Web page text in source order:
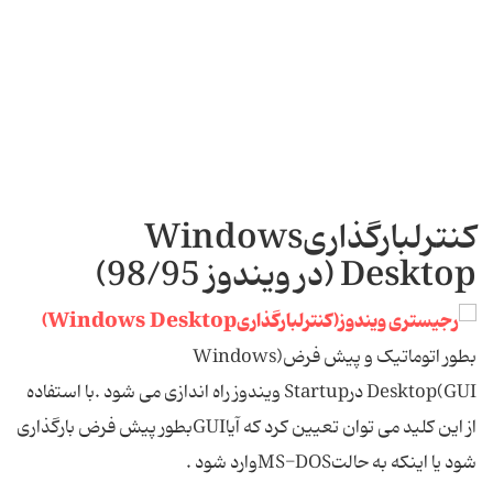
کنترلبارگذاریWindows
Desktop (در ویندوز 98/95)
بطور اتوماتیک و پیش فرض(Windows
Desktop(GUI درStartup ویندوز راه اندازی می شود .با استفاده
از این کلید می توان تعیین کرد که آیاGUIبطور پیش فرض بارگذاری
شود یا اینکه به حالتMS-DOSوارد شود .